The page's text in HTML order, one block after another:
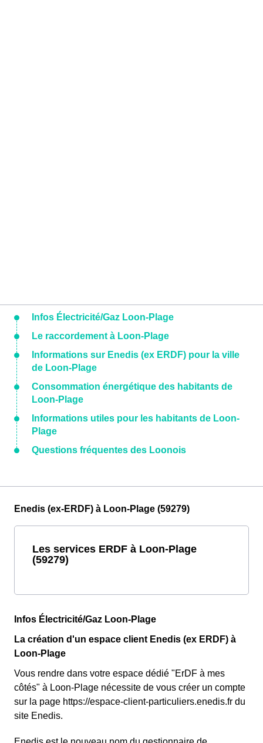
Infos Électricité/Gaz Loon-Plage
Le raccordement à Loon-Plage
Informations sur Enedis (ex ERDF) pour la ville
de Loon-Plage
Consommation énergétique des habitants de
Loon-Plage
Informations utiles pour les habitants de Loon-
Plage
Questions fréquentes des Loonois
Enedis (ex-ERDF) à Loon-Plage (59279)
Les services ERDF à Loon-Plage
(59279)
Infos Électricité/Gaz Loon-Plage
La création d'un espace client Enedis (ex ERDF) à
Loon-Plage
Vous rendre dans votre espace dédié "ErDF à mes
côtés" à Loon-Plage nécessite de vous créer un compte
sur la page https://espace-client-particuliers.enedis.fr du
site Enedis.